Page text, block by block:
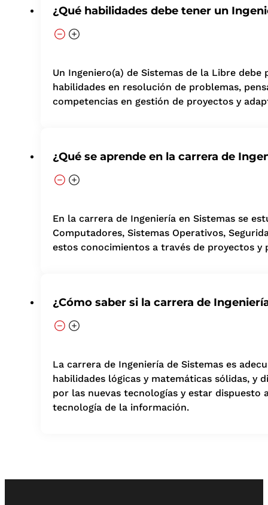
¿Qué habilidades debe tener un
Un Ingeniero(a) de Sistemas de la Libre
habilidades en resolución de problemas,
competencias en gestión de proyectos y
¿Qué se aprende en la carrera de
En la carrera de Ingeniería en Sistemas se
Computadores, Sistemas Operativos,
estos conocimientos a través de proyectos y
¿Cómo saber si la carrera de
La carrera de Ingeniería de Sistemas es
habilidades lógicas y matemáticas sólidas,
por las nuevas tecnologías y estar
tecnología de la información.